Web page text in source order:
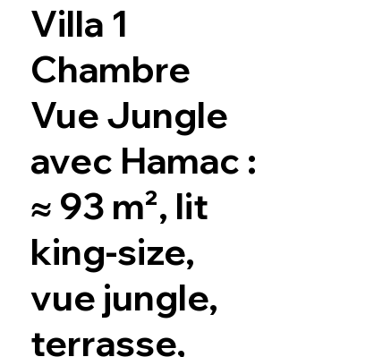
Villa 1
Chambre
Vue Jungle
avec Hamac :
≈ 93 m², lit
king-size,
vue jungle,
terrasse,